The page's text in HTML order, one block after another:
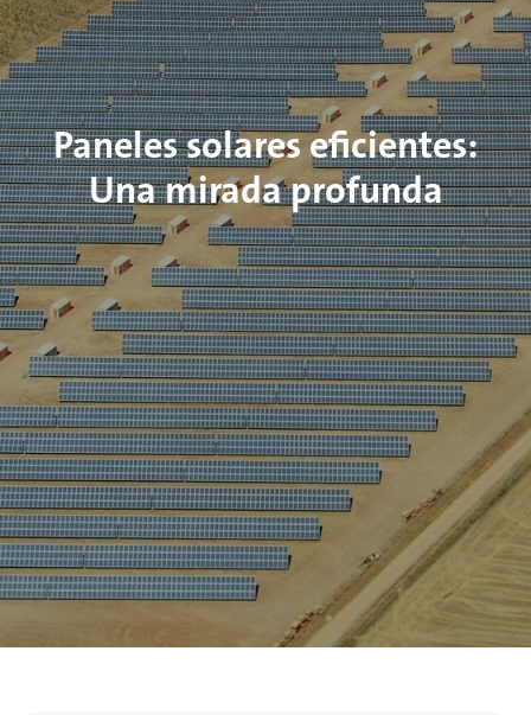
Paneles solares eficientes:
Una mirada profunda